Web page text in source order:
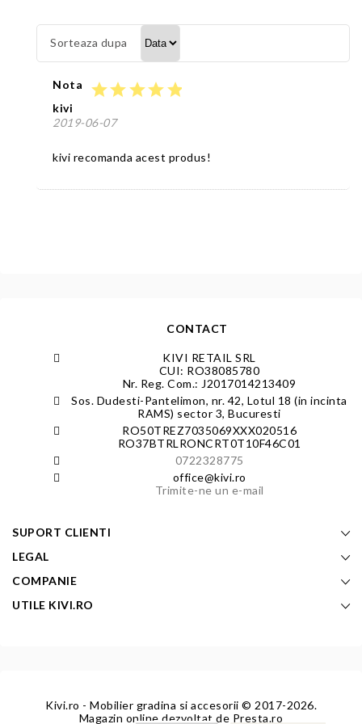
Sorteaza dupa
Nota starstarstarstarstar
kivi
2019-06-07
kivi recomanda acest produs!
CONTACT
KIVI RETAIL SRL
CUI: RO38085780
Nr. Reg. Com.: J2017014213409
Sos. Dudesti-Pantelimon, nr. 42, Lotul 18 (in incinta
RAMS) sector 3, Bucuresti
RO50TREZ7035069XXX020516
RO37BTRLRONCRT0T10F46C01
0722328775
office@kivi.ro
Trimite-ne un e-mail
SUPORT CLIENTI
LEGAL
COMPANIE
UTILE KIVI.RO
Kivi.ro - Mobilier gradina si accesorii © 2017-2026.
Magazin online dezvoltat de Presta.ro